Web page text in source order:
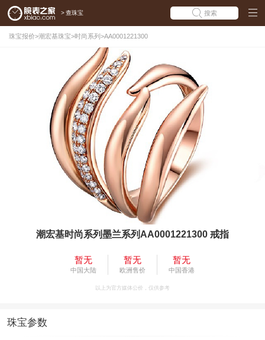
> 查珠宝 搜索
珠宝报价>潮宏基珠宝>时尚系列 >AA0001221300
潮宏基时尚系列墨兰系列AA0001221300 戒指
暂无
中国大陆
暂无
欧洲售价
暂无
中国香港
以上为官方媒体公价，仅供参考
珠宝参数